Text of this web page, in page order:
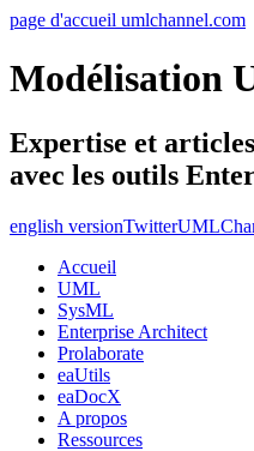
page d'accueil umlchannel.com
Modélisation
Expertise et
avec les outils
english versionTwitter
Accueil
UML
SysML
Enterprise Architect
Prolaborate
eaUtils
eaDocX
A propos
Ressources